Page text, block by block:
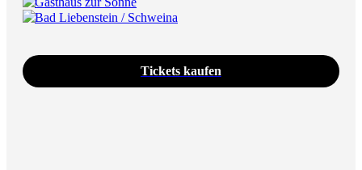
Bad Liebenstein / Schweina
Tickets kaufen